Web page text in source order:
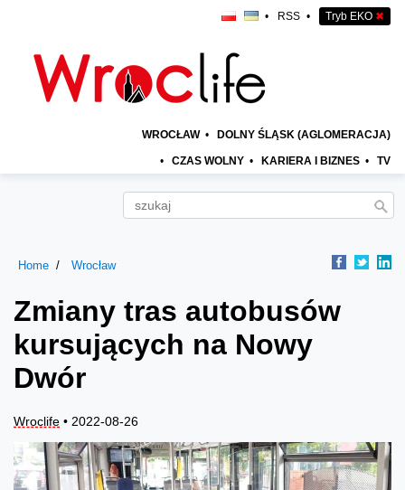
• RSS • Tryb EKO ✖
WROCŁAW • DOLNY ŚLĄSK (AGLOMERACJA)
• CZAS WOLNY • KARIERA I BIZNES • TV
Home Wrocław
Zmiany tras autobusów
kursujących na Nowy
Dwór
Wroclife • 2022-08-26